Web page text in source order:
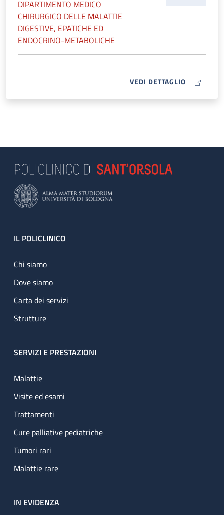
DIPARTIMENTO MEDICO
CHIRURGICO DELLE MALATTIE
DIGESTIVE, EPATICHE ED
ENDOCRINO-METABOLICHE
VEDI DETTAGLIO MAP ICON
Footer
IL POLICLINICO
Chi siamo
Dove siamo
Carta dei servizi
Strutture
SERVIZI E PRESTAZIONI
Malattie
Visite ed esami
Trattamenti
Cure palliative pediatriche
Tumori rari
Malattie rare
IN EVIDENZA